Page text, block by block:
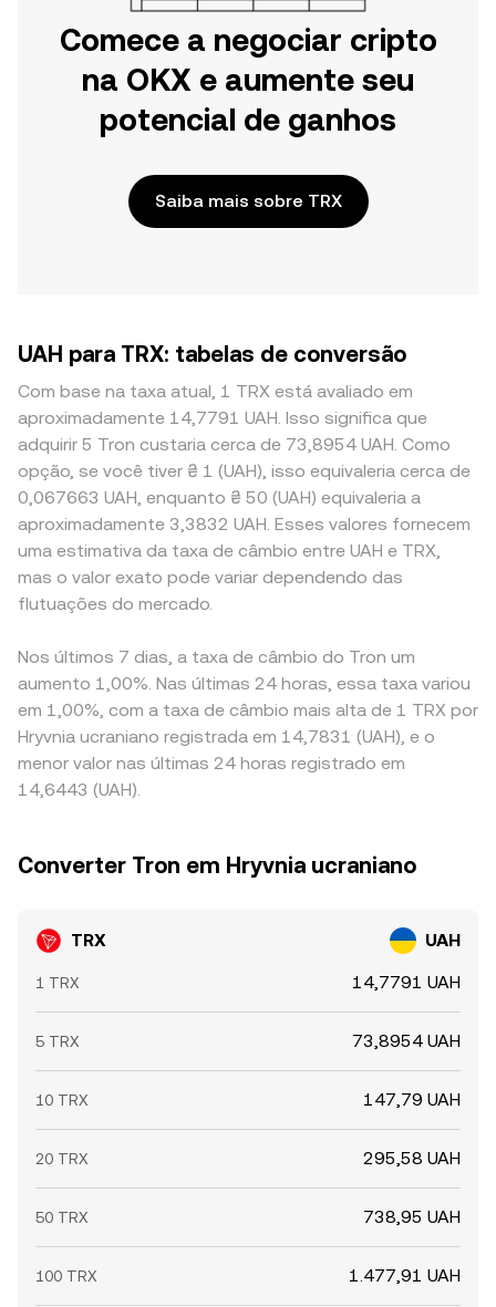
Comece a negociar cripto
na OKX e aumente seu
potencial de ganhos
Saiba mais sobre TRX
UAH para TRX: tabelas de conversão
Com base na taxa atual, 1 TRX está avaliado em
aproximadamente 14,7791 UAH. Isso significa que
adquirir 5 Tron custaria cerca de 73,8954 UAH. Como
opção, se você tiver ₴ 1 (UAH), isso equivaleria cerca de
0,067663 UAH, enquanto ₴ 50 (UAH) equivaleria a
aproximadamente 3,3832 UAH. Esses valores fornecem
uma estimativa da taxa de câmbio entre UAH e TRX,
mas o valor exato pode variar dependendo das
flutuações do mercado.
Nos últimos 7 dias, a taxa de câmbio do Tron um
aumento 1,00%. Nas últimas 24 horas, essa taxa variou
em 1,00%, com a taxa de câmbio mais alta de 1 TRX por
Hryvnia ucraniano registrada em 14,7831 (UAH), e o
menor valor nas últimas 24 horas registrado em
14,6443 (UAH).
Converter Tron em Hryvnia ucraniano
TRX UAH
1 TRX 14,7791 UAH
5 TRX 73,8954 UAH
10 TRX 147,79 UAH
20 TRX 295,58 UAH
50 TRX 738,95 UAH
100 TRX 1.477,91 UAH